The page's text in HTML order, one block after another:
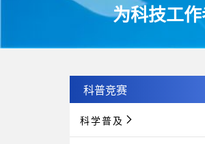
为科技工
科普竞赛
科学普及